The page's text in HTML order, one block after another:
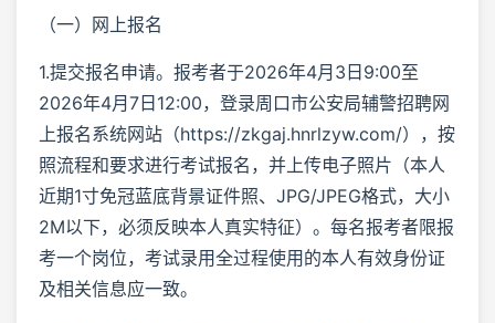
（一）网上报名
1.提交报名申请。报考者于2026年4月3日9:00至
2026年4月7日12:00，登录周口市公安局辅警招聘网
上报名系统网站（https://zkgaj.hnrlzyw.com/），按
照流程和要求进行考试报名，并上传电子照片（本人
近期1寸免冠蓝底背景证件照、JPG/JPEG格式，大小
2M以下，必须反映本人真实特征）。每名报考者限报
考一个岗位，考试录用全过程使用的本人有效身份证
及相关信息应一致。